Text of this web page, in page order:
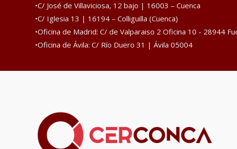
•C/ José de Villaviciosa, 12 bajo | 16003 – Cuenca
•C/ Iglesia 13 | 16194 – Colliguilla (Cuenca)
•Oficina de Madrid: C/ de Valparaiso 2 Oficina 10 - 28944
•Oficina de Ávila: C/ Río Duero 31 | Ávila 05004